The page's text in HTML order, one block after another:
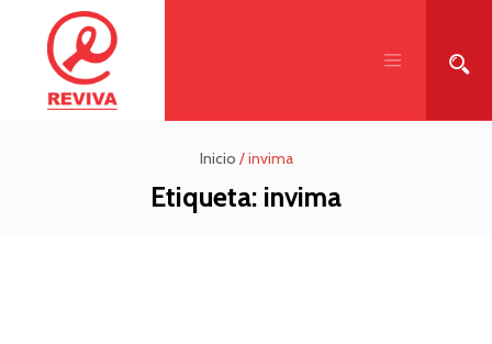
Inicio /invima
Etiqueta: invima